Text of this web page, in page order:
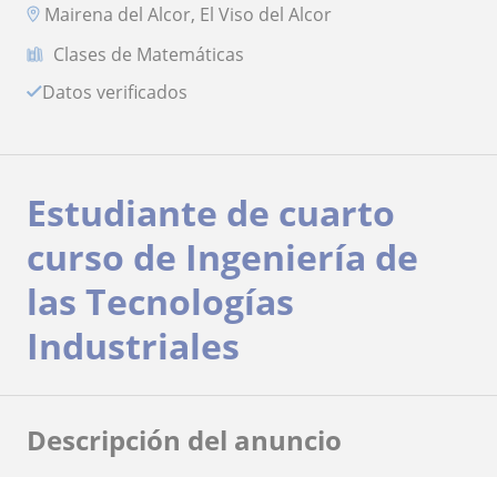
Mairena del Alcor, El Viso del Alcor
Clases de Matemáticas
Datos verificados
Estudiante de cuarto
curso de Ingeniería de
las Tecnologías
Industriales
Descripción del anuncio